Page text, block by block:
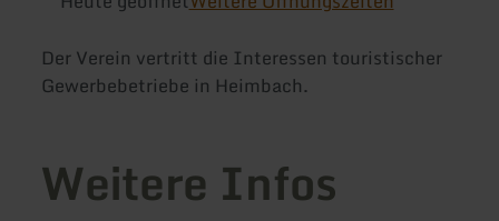
Der Verein vertritt die Interessen touristischer
Gewerbebetriebe in Heimbach.
Weitere Infos